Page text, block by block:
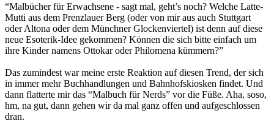
“Malbücher für Erwachsene - sagt mal, geht’s noch? Welche Latte-
Mutti aus dem Prenzlauer Berg (oder von mir aus auch Stuttgart
oder Altona oder dem Münchner Glockenviertel) ist denn auf diese
neue Esoterik-Idee gekommen? Können die sich bitte einfach um
ihre Kinder namens Ottokar oder Philomena kümmern?”
Das zumindest war meine erste Reaktion auf diesen Trend, der sich
in immer mehr Buchhandlungen und Bahnhofskiosken findet. Und
dann flatterte mir das “Malbuch für Nerds” vor die Füße. Aha, soso,
hm, na gut, dann gehen wir da mal ganz offen und aufgeschlossen
dran.